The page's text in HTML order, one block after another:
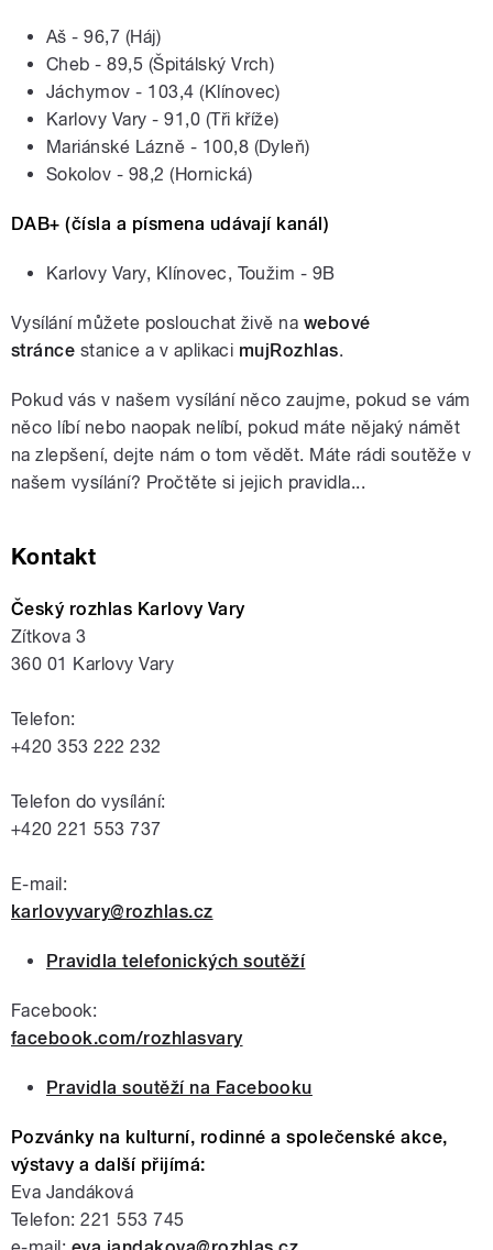
Aš - 96,7 (Háj)
Cheb - 89,5 (Špitálský Vrch)
Jáchymov - 103,4 (Klínovec)
Karlovy Vary - 91,0 (Tři kříže)
Mariánské Lázně - 100,8 (Dyleň)
Sokolov - 98,2 (Hornická)
DAB+ (čísla a písmena udávají kanál)
Karlovy Vary, Klínovec, Toužim - 9B
Vysílání můžete poslouchat živě na webové
stránce stanice a v aplikaci mujRozhlas.
Pokud vás v našem vysílání něco zaujme, pokud se vám
něco líbí nebo naopak nelíbí, pokud máte nějaký námět
na zlepšení, dejte nám o tom vědět. Máte rádi soutěže v
našem vysílání? Pročtěte si jejich pravidla...
Kontakt
Český rozhlas Karlovy Vary
Zítkova 3
360 01 Karlovy Vary
Telefon:
+420 353 222 232
Telefon do vysílání:
+420 221 553 737
E-mail:
karlovyvary@rozhlas.cz
Pravidla telefonických soutěží
Facebook:
facebook.com/rozhlasvary
Pravidla soutěží na Facebooku
Pozvánky na kulturní, rodinné a společenské akce,
výstavy a další přijímá:
Eva Jandáková
Telefon: 221 553 745